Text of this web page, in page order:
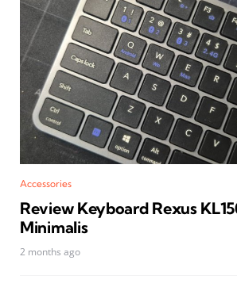
Accessories
Review Keyboard Rexus
Minimalis
2 months ago